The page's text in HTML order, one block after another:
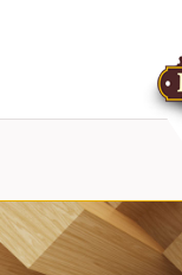
MG Legno